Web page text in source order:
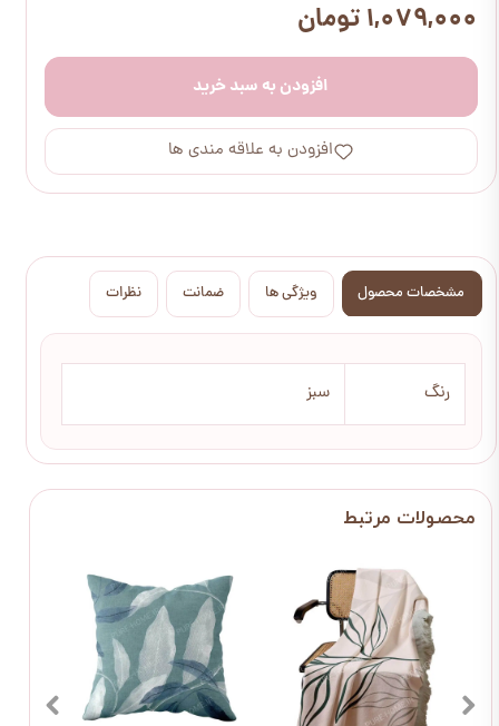
۱,۰۷۹,۰۰۰ تومان
افزودن به سبد خرید
افزودن به علاقه مندی ها
مشخصات محصول ویژگی ها ضمانت نظرات
رنگ سبز